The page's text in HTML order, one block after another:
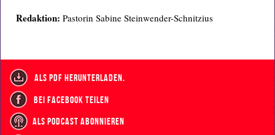
Redaktion: Pastorin Sabine Steinwender-Schnitzius
als PDF herunterladen.
bei Facebook teilen
als Podcast abonnieren